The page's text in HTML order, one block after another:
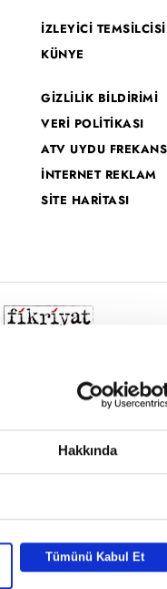
Hakkında
Tümünü Kabul Et
İZLEYİCİ TEMSİLCİSİ
KÜNYE
GİZLİLİK BİLDİRİMİ
VERİ POLİTİKASI
ATV UYDU
İNTERNET REKLAM
SİTE HARİTASI